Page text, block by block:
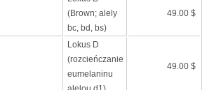
(Brown; alely
bc, bd, bs)
49.00 $
Lokus D
(rozcieńczanie
eumelaninu
49.00 $